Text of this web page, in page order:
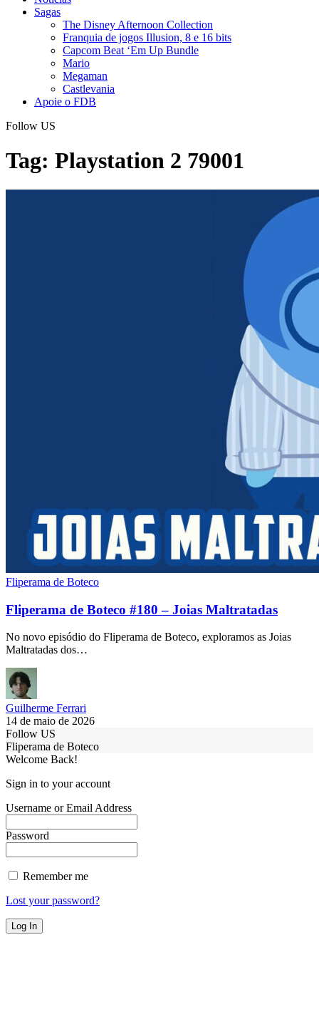
Sagas
The Disney Afternoon Collection
Franquia de jogos Illusion, 8 e 16 bits
Capcom Beat ‘Em Up Bundle
Mario
Megaman
Castlevania
Apoie o FDB
Follow US
Tag: Playstation 2 79001
Fliperama de Boteco
Fliperama de Boteco #180 – Joias Maltratadas
No novo episódio do Fliperama de Boteco, exploramos as Joias
Maltratadas dos…
Guilherme Ferrari
14 de maio de 2026
Follow US
Fliperama de Boteco
Welcome Back!
Sign in to your account
Username or Email Address
Password
Remember me
Lost your password?